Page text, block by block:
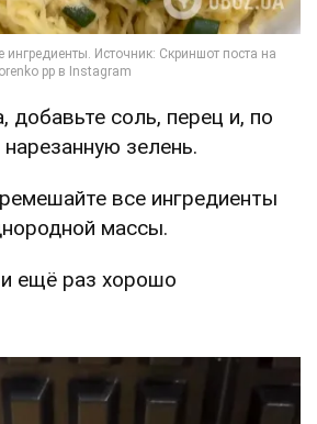
добавьте соль, перец и, по
зелень.
все ингредиенты
массы.
ещё раз хорошо